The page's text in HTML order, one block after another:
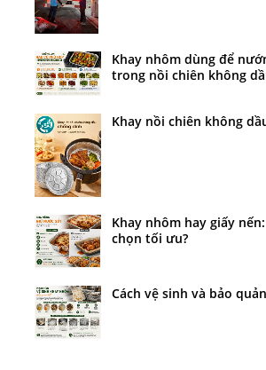
Khay nhôm dùng để
trong nồi chiên không
Khay nồi chiên không
Khay nhôm hay giấy
chọn tối ưu?
Cách vệ sinh và bảo